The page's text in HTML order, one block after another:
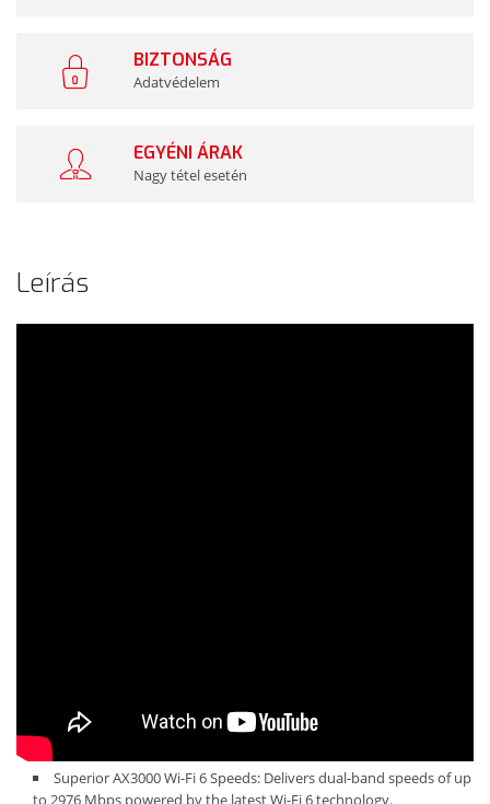
BIZTONSÁG
Adatvédelem
EGYÉNI ÁRAK
Nagy tétel esetén
Leírás
Superior AX3000 Wi-Fi 6 Speeds: Delivers dual-band speeds of up
to 2976 Mbps powered by the latest Wi-Fi 6 technology.